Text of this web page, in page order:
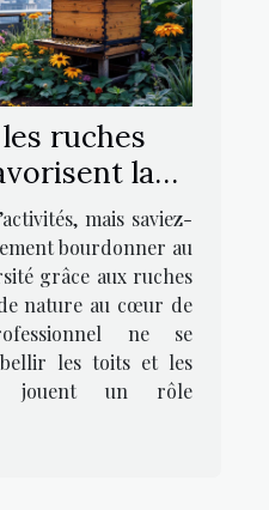
ruches
la
en milieu
mais saviez-
bourdonner au
grâce aux ruches
nature au cœur de
ne se
les toits et les
jouent un rôle